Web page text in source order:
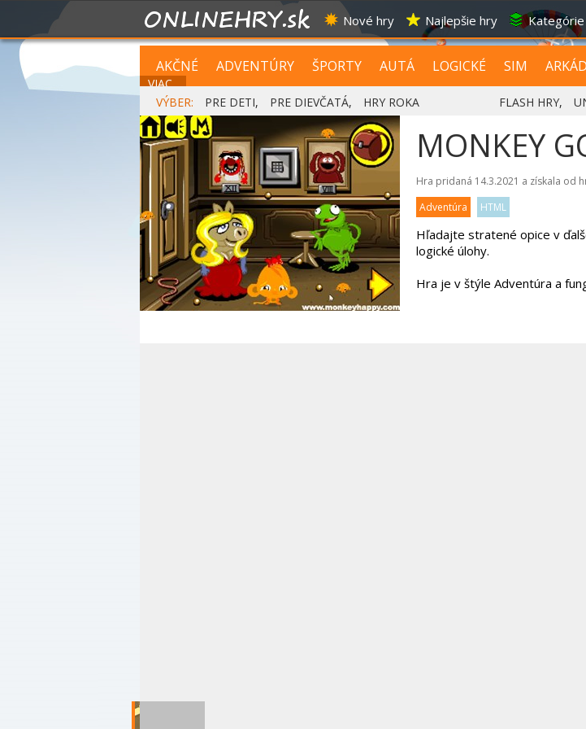
Nové hry Najlepšie hry
AKČNÉ ADVENTÚRY ŠPORTY AUTÁ LOGICKÉ SIM
VIAC...
VÝBER:
PRE DETI, PRE DIEVČATÁ, HRY ROKA FLASH HRY,
MONKEY
Hra pridaná 14.3.2021 a získala od
Adventúra
HTML
Hľadajte stratené opice v
logické úlohy.
Hra je v štýle Adventúra a